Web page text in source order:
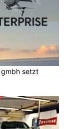
setzt